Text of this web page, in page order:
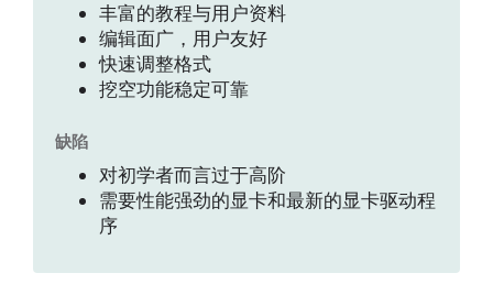
丰富的教程与用户资料
编辑面广，用户友好
快速调整格式
挖空功能稳定可靠
缺陷
对初学者而言过于高阶
需要性能强劲的显卡和最新的显卡驱动程
序